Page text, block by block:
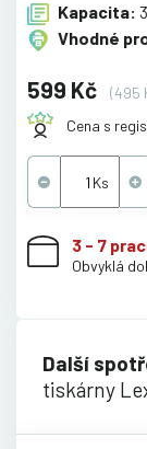
Kapacita:
Vhodné
599 Kč
(495
Cena s
3 - 7
Obvyklá
Další
tiskárny